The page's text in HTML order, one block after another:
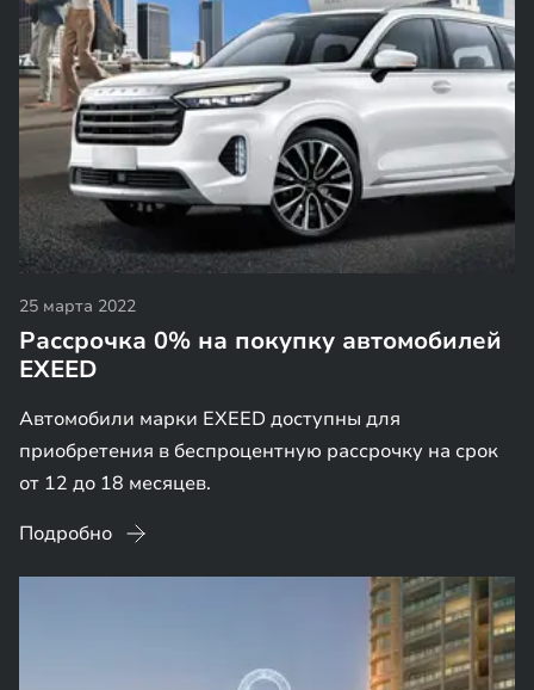
25 марта 2022
Рассрочка 0% на покупку автомобилей
EXEED
Автомобили марки EXEED доступны для
приобретения в беспроцентную рассрочку на срок
от 12 до 18 месяцев.
Подробно